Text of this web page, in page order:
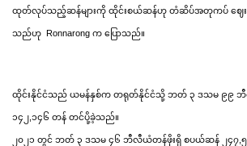
ထုတ်လုပ်သည့်ဆန်များကို ထိုင်းစယ်ဆန်ဟု တံဆိပ်အတုကပ် ဈေးအမြ
သည်ဟု  Ronnarong က ပြောသည်။
ထိုင်းနိုင်ငံသည် ယမန်နှစ်က တရုတ်နိုင်ငံသို့ ဘတ် ၃ ဒသမ ၉၉
၁၄၂,၁၄၆ တန် တင်ပို့ခဲ့သည်။
၂၀၂၁ တွင် ဘတ် ၃ ဒသမ ၄၆ ဘီလီယံတန်ဖိုးရှိ စပယ်ဆန် ၂၄၇,